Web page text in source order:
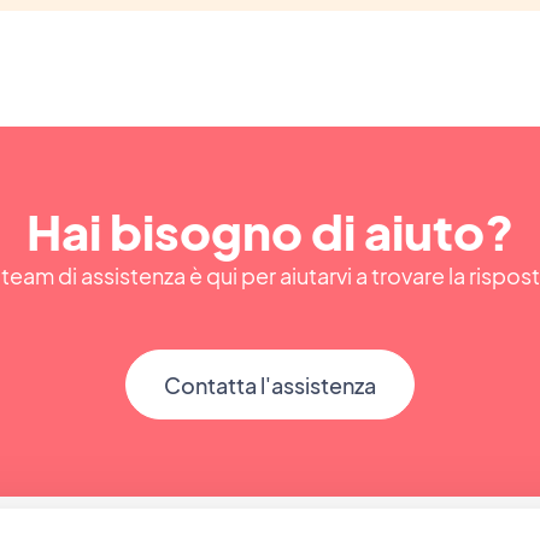
Hai bisogno di aiuto?
di assistenza è qui per aiutarvi a trovare la
Contatta l'assistenza